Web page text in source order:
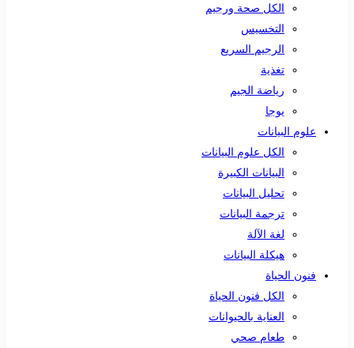
الكل صحة ورجيم
التخسيس
الرجيم السريع
تغذية
رياضة الجيم
يوجا
علوم البيانات
الكل علوم البيانات
البيانات الكبيرة
تحليل البيانات
ترجمة البيانات
لغة الآلة
هيكلة البيانات
فنون الحياة
الكل فنون الحياة
العناية بالحيوانات
طعام صحي